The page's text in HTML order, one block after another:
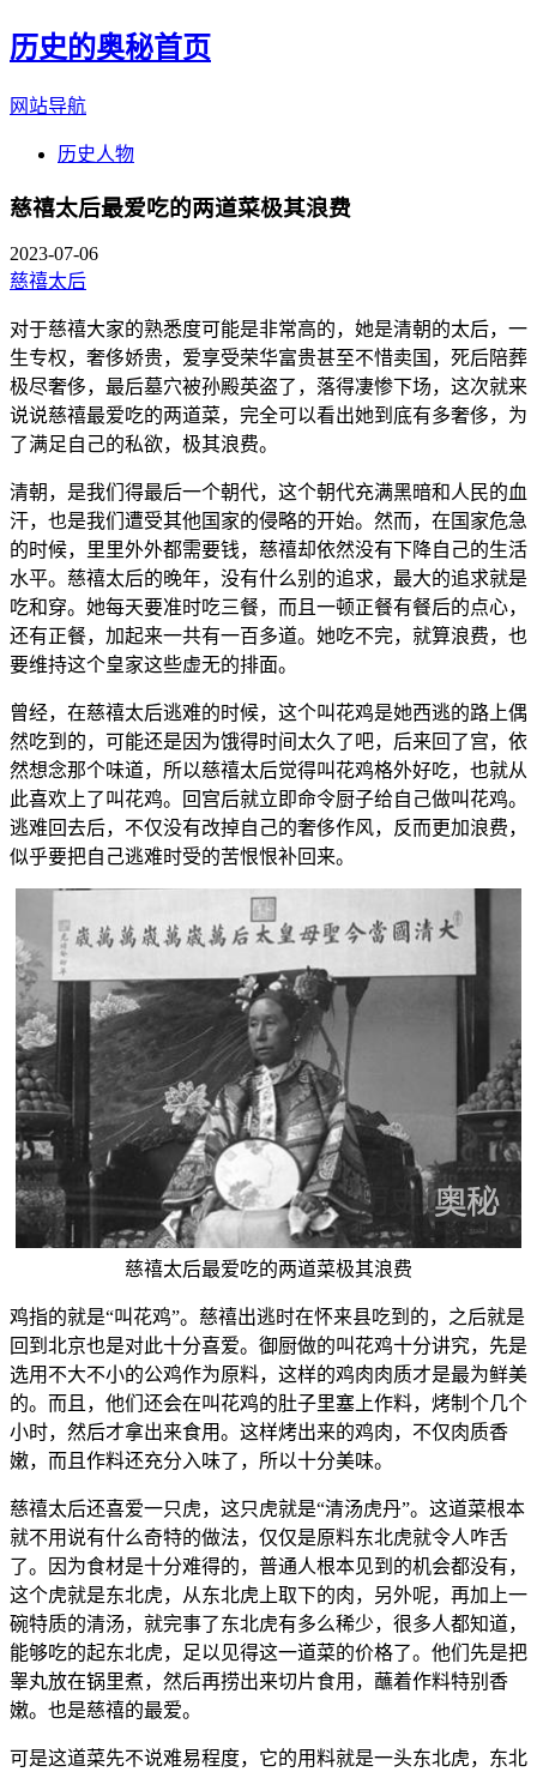
历史的奥秘首页
网站导航
历史人物
慈禧太后最爱吃的两道菜极其浪费
2023-07-06
慈禧太后
对于慈禧大家的熟悉度可能是非常高的，她是清朝的太后，一
生专权，奢侈娇贵，爱享受荣华富贵甚至不惜卖国，死后陪葬
极尽奢侈，最后墓穴被孙殿英盗了，落得凄惨下场，这次就来
说说慈禧最爱吃的两道菜，完全可以看出她到底有多奢侈，为
了满足自己的私欲，极其浪费。
清朝，是我们得最后一个朝代，这个朝代充满黑暗和人民的血
汗，也是我们遭受其他国家的侵略的开始。然而，在国家危急
的时候，里里外外都需要钱，慈禧却依然没有下降自己的生活
水平。慈禧太后的晚年，没有什么别的追求，最大的追求就是
吃和穿。她每天要准时吃三餐，而且一顿正餐有餐后的点心，
还有正餐，加起来一共有一百多道。她吃不完，就算浪费，也
要维持这个皇家这些虚无的排面。
曾经，在慈禧太后逃难的时候，这个叫花鸡是她西逃的路上偶
然吃到的，可能还是因为饿得时间太久了吧，后来回了宫，依
然想念那个味道，所以慈禧太后觉得叫花鸡格外好吃，也就从
此喜欢上了叫花鸡。回宫后就立即命令厨子给自己做叫花鸡。
逃难回去后，不仅没有改掉自己的奢侈作风，反而更加浪费，
似乎要把自己逃难时受的苦恨恨补回来。
慈禧太后最爱吃的两道菜极其浪费
鸡指的就是“叫花鸡”。慈禧出逃时在怀来县吃到的，之后就是
回到北京也是对此十分喜爱。御厨做的叫花鸡十分讲究，先是
选用不大不小的公鸡作为原料，这样的鸡肉肉质才是最为鲜美
的。而且，他们还会在叫花鸡的肚子里塞上作料，烤制个几个
小时，然后才拿出来食用。这样烤出来的鸡肉，不仅肉质香
嫩，而且作料还充分入味了，所以十分美味。
慈禧太后还喜爱一只虎，这只虎就是“清汤虎丹”。这道菜根本
就不用说有什么奇特的做法，仅仅是原料东北虎就令人咋舌
了。因为食材是十分难得的，普通人根本见到的机会都没有，
这个虎就是东北虎，从东北虎上取下的肉，另外呢，再加上一
碗特质的清汤，就完事了东北虎有多么稀少，很多人都知道，
能够吃的起东北虎，足以见得这一道菜的价格了。他们先是把
睾丸放在锅里煮，然后再捞出来切片食用，蘸着作料特别香
嫩。也是慈禧的最爱。
可是这道菜先不说难易程度，它的用料就是一头东北虎，东北